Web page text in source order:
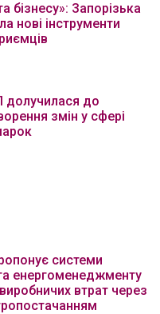
бізнесу»: Запорізька
нові інструменти
долучилася до
змін у сфері
системи
енергоменеджменту
виробничих втрат через